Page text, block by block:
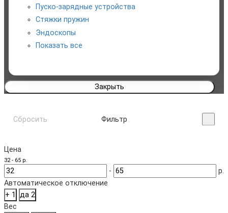
Пуско-зарядные устройства
Стяжки пружин
Эндоскопы
Показать все
Сантехнический инструмент
Пневмоинструмент
Закрыть
Фильтр
Сбросить
32- 65 р.
Цена
-
р.
Автоматическое отключение
+ 1 да 2
Вес